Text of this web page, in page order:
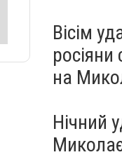
Вісім
на
Нічний